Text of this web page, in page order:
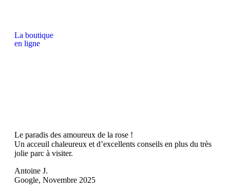
La boutique
en ligne
Le paradis des amoureux de la rose !
Un acceuil chaleureux et d’excellents conseils en plus du très
jolie parc à visiter.
Antoine J.
Google, Novembre 2025